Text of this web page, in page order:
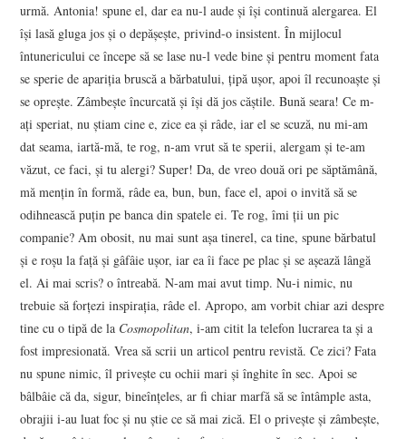
urmă. Antonia! spune el, dar ea nu-l aude şi îşi continuă alergarea. El
îşi lasă gluga jos şi o depăşeşte, privind-o insistent. În mijlocul
întunericului ce începe să se lase nu-l vede bine şi pentru moment fata
se sperie de apariţia bruscă a bărbatului, ţipă uşor, apoi îl recunoaşte şi
se opreşte. Zâmbeşte încurcată şi îşi dă jos căştile. Bună seara! Ce m-
aţi speriat, nu ştiam cine e, zice ea şi râde, iar el se scuză, nu mi-am
dat seama, iartă-mă, te rog, n-am vrut să te sperii, alergam şi te-am
văzut, ce faci, şi tu alergi? Super! Da, de vreo două ori pe săptămână,
mă menţin în formă, râde ea, bun, bun, face el, apoi o invită să se
odihnească puţin pe banca din spatele ei. Te rog, îmi ţii un pic
companie? Am obosit, nu mai sunt aşa tinerel, ca tine, spune bărbatul
şi e roşu la faţă şi gâfâie uşor, iar ea îi face pe plac şi se aşează lângă
el. Ai mai scris? o întreabă. N-am mai avut timp. Nu-i nimic, nu
trebuie să forţezi inspiraţia, râde el. Apropo, am vorbit chiar azi despre
tine cu o tipă de la Cosmopolitan, i-am citit la telefon lucrarea ta şi a
fost impresionată. Vrea să scrii un articol pentru revistă. Ce zici? Fata
nu spune nimic, îl priveşte cu ochii mari şi înghite în sec. Apoi se
bâlbâie că da, sigur, bineînţeles, ar fi chiar marfă să se întâmple asta,
obrajii i-au luat foc şi nu ştie ce să mai zică. El o priveşte şi zâmbeşte,